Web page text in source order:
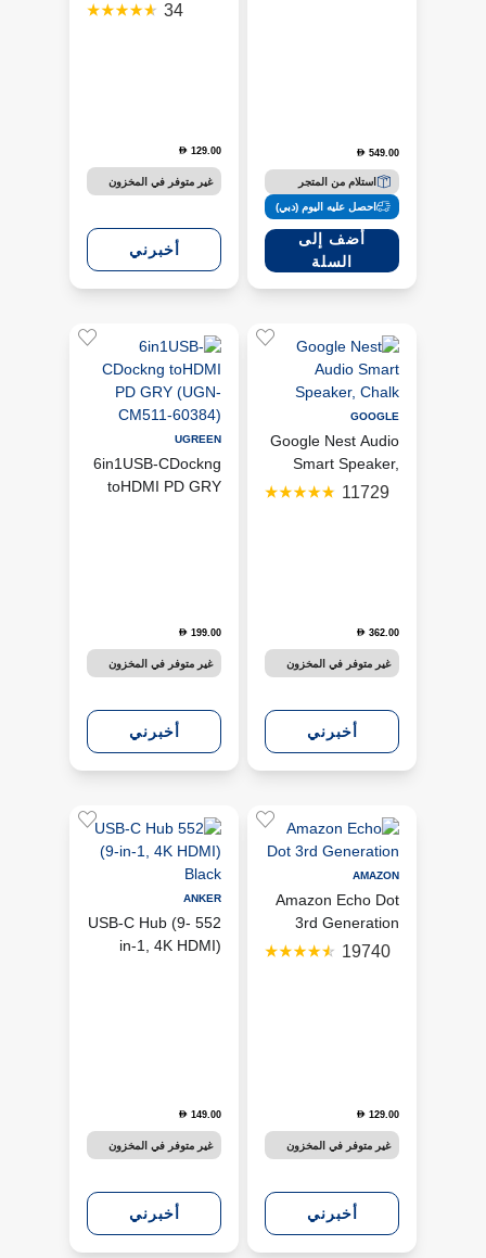
D 549.00
استلام من المتجر
احصل عليه اليوم (دبي)
أضف إلى
السلة
34
D 129.00
غير متوفر في المخزون
أخبرني
GOOGLE
Google Nest Audio
Smart Speaker,
Chalk
11729
D 362.00
غير متوفر في المخزون
أخبرني
UGREEN
6in1USB-CDockng
toHDMI PD GRY
D 199.00
غير متوفر في المخزون
أخبرني
AMAZON
Amazon Echo Dot
3rd Generation
19740
D 129.00
غير متوفر في المخزون
أخبرني
ANKER
552 USB-C Hub (9-
in-1, 4K HDMI)
D 149.00
غير متوفر في المخزون
أخبرني